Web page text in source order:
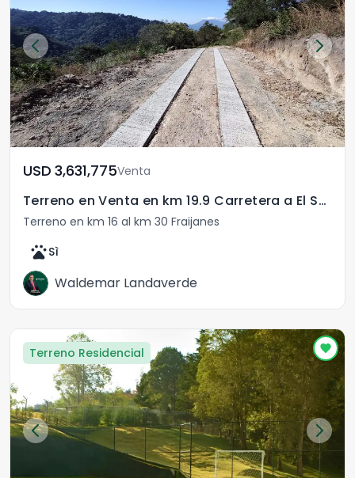
USD	3,631,775Venta
Terreno en Venta en km 19.9 Carretera a El Salvador
Terreno en km 16 al km 30 Fraijanes
petsSì
Waldemar Landaverde
Terreno Residencial